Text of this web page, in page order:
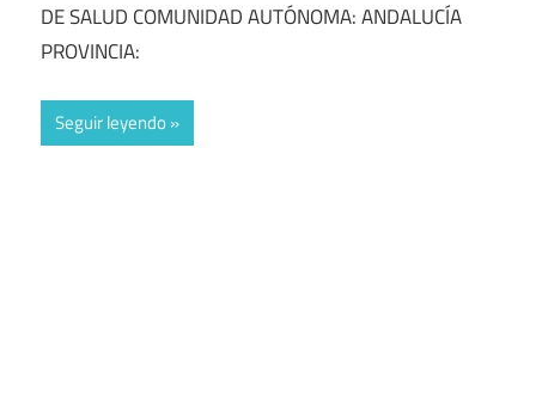
DE SALUD COMUNIDAD AUTÓNOMA: ANDALUCÍA
PROVINCIA:
Seguir leyendo